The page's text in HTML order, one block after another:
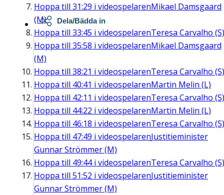
Hoppa till 31:29 i videospelarenMikael Damsgaard
(M)
Hoppa till 33:45 i videospelarenTeresa Carvalho (S)
Hoppa till 35:58 i videospelarenMikael Damsgaard
(M)
Hoppa till 38:21 i videospelarenTeresa Carvalho (S)
Hoppa till 40:41 i videospelarenMartin Melin (L)
Hoppa till 42:11 i videospelarenTeresa Carvalho (S)
Hoppa till 44:22 i videospelarenMartin Melin (L)
Hoppa till 46:18 i videospelarenTeresa Carvalho (S)
Hoppa till 47:49 i videospelarenJustitieminister
Gunnar Strömmer (M)
Hoppa till 49:44i videospelarenTeresa Carvalho (S)
Hoppa till 51:52 i videospelarenJustitieminister
Gunnar Strömmer (M)
Dela/Bädda in